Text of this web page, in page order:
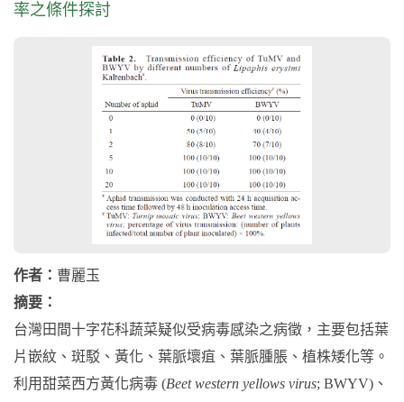
率之條件探討
作者： 曹麗玉
摘要：
台灣田間十字花科蔬菜疑似受病毒感染之病徵，主要包括葉
片嵌紋、斑駁、黃化、葉脈壞疽、葉脈腫脹、植株矮化等。
利用甜菜西方黃化病毒 (Beet western yellows virus; BWYV)、